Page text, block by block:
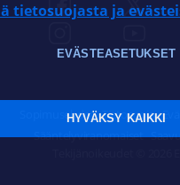
Sopimusehdot Tietosuoja
Sääntelyviranomaiset
tietosuojasta ja
EVÄSTEASETUKSET
HYVÄKSY KAIKKI